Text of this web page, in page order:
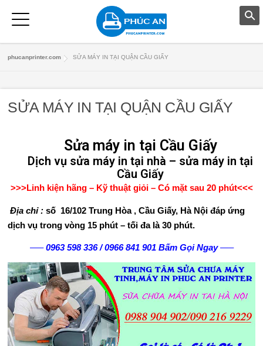
Ủ
C
H
V
phucanprinter.com SỬA MÁY IN TẠI QUẬN CẦU GIẤY
SỬA MÁY IN TẠI QUẬN CẦU GIẤY
Sửa máy in tại Cầu Giấy
Dịch vụ sửa máy in tại nhà – sửa máy in tại
Cầu Giấy
>>>Linh kiện hãng – Kỹ thuật giỏi – Có mặt sau 20 phút<<<
Địa chỉ : số 16/102 Trung Hòa , Cầu Giấy, Hà Nội đáp ứng
dịch vụ trong vòng 15 phút – tối đa là 30 phút.
—–0963 598 336/0966 841 901 Bấm Gọi Ngay —–